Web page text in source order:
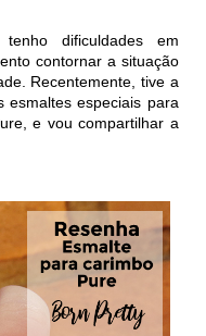
dificuldades em
contornar a situação
Recentemente, tive a
esmaltes especiais para
e vou compartilhar a